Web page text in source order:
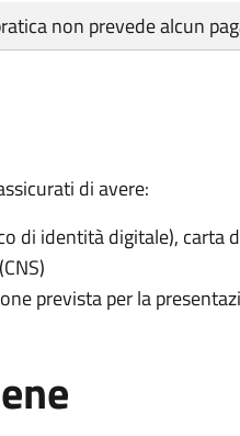
non prevede alcun
di avere:
di identità digitale), carta
prevista per la